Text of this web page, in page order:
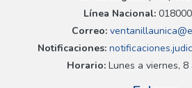
Línea Nacional:
Correo:
Notificaciones:
Horario:Lunes a viernes, 8